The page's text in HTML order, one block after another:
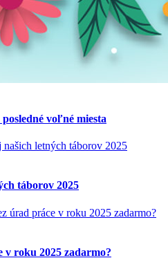
voľné miesta
táborov 2025
v roku 2025 zadarmo?